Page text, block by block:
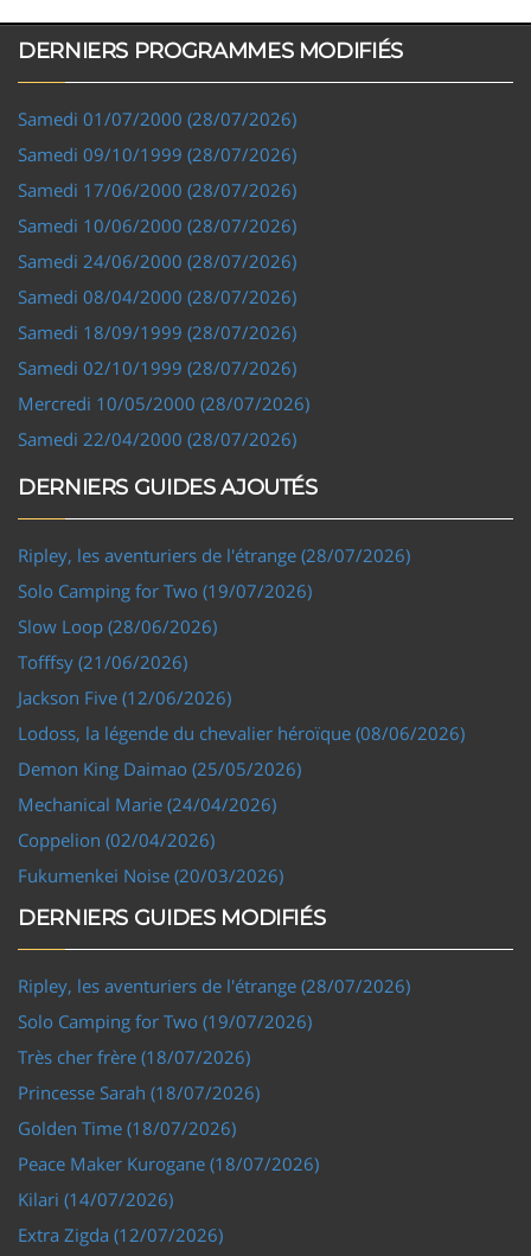
DERNIERS PROGRAMMES MODIFIÉS
Samedi 01/07/2000 (28/07/2026)
Samedi 09/10/1999 (28/07/2026)
Samedi 17/06/2000 (28/07/2026)
Samedi 10/06/2000 (28/07/2026)
Samedi 24/06/2000 (28/07/2026)
Samedi 08/04/2000 (28/07/2026)
Samedi 18/09/1999 (28/07/2026)
Samedi 02/10/1999 (28/07/2026)
Mercredi 10/05/2000 (28/07/2026)
Samedi 22/04/2000 (28/07/2026)
DERNIERS GUIDES AJOUTÉS
Ripley, les aventuriers de l'étrange (28/07/2026)
Solo Camping for Two (19/07/2026)
Slow Loop (28/06/2026)
Tofffsy (21/06/2026)
Jackson Five (12/06/2026)
Lodoss, la légende du chevalier héroïque (08/06/2026)
Demon King Daimao (25/05/2026)
Mechanical Marie (24/04/2026)
Coppelion (02/04/2026)
Fukumenkei Noise (20/03/2026)
DERNIERS GUIDES MODIFIÉS
Ripley, les aventuriers de l'étrange (28/07/2026)
Solo Camping for Two (19/07/2026)
Très cher frère (18/07/2026)
Princesse Sarah (18/07/2026)
Golden Time (18/07/2026)
Peace Maker Kurogane (18/07/2026)
Kilari (14/07/2026)
Extra Zigda (12/07/2026)